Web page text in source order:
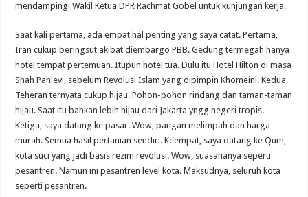
mendampingi Wakil Ketua DPR Rachmat Gobel untuk kunjungan kerja.
Saat kali pertama, ada empat hal penting yang saya catat. Pertama,
Iran cukup beringsut akibat diembargo PBB. Gedung termegah hanya
hotel tempat pertemuan. Itupun hotel tua. Dulu itu Hotel Hilton di masa
Shah Pahlevi, sebelum Revolusi Islam yang dipimpin Khomeini. Kedua,
Teheran ternyata cukup hijau. Pohon-pohon rindang dan taman-taman
hijau. Saat itu bahkan lebih hijau dari Jakarta yngg negeri tropis.
Ketiga, saya datang ke pasar. Wow, pangan melimpah dan harga
murah. Semua hasil pertanian sendiri. Keempat, saya datang ke Qum,
kota suci yang jadi basis rezim revolusi. Wow, suasananya seperti
pesantren. Namun ini pesantren level kota. Maksudnya, seluruh kota
seperti pesantren.